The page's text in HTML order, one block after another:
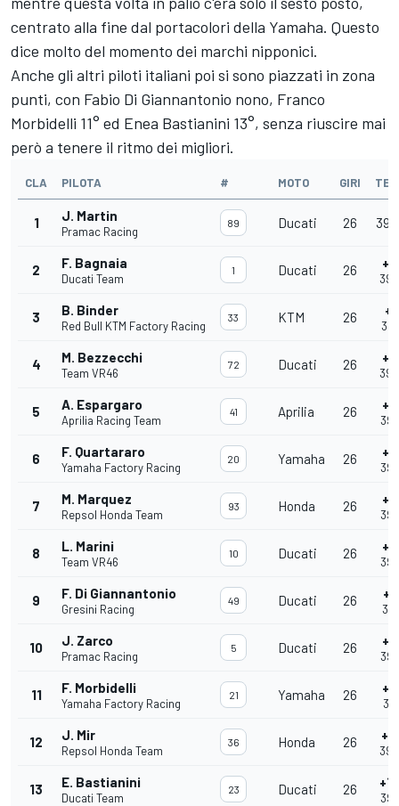
centrato alla fine dal portacolori della Yamaha. Questo
dice molto del momento dei marchi nipponici.
Anche gli altri piloti italiani poi si sono piazzati in zona
punti, con Fabio Di Giannantonio nono, Franco
Morbidelli 11° ed Enea Bastianini 13°, senza riuscire mai
però a tenere il ritmo dei migliori.
CLA PILOTA # MOTO GIRI
1 J. Martin
Pramac Racing
89 Ducati 26
2 F. Bagnaia
Ducati Team
1 Ducati 26
3 B. Binder
Red Bull KTM Factory Racing
33 KTM 26
4 M. Bezzecchi
Team VR46
72 Ducati 26
5 A. Espargaro
Aprilia Racing Team
41 Aprilia 26
6 F. Quartararo
Yamaha Factory Racing
20 Yamaha 26
7 M. Marquez
Repsol Honda Team
93 Honda 26
8 L. Marini
Team VR46
10 Ducati 26
9 F. Di Giannantonio
Gresini Racing
49 Ducati 26
10 J. Zarco
Pramac Racing
5 Ducati 26
11 F. Morbidelli
Yamaha Factory Racing
21 Yamaha 26
12 J. Mir
Repsol Honda Team
36 Honda 26
13 E. Bastianini
Ducati Team
23 Ducati 26